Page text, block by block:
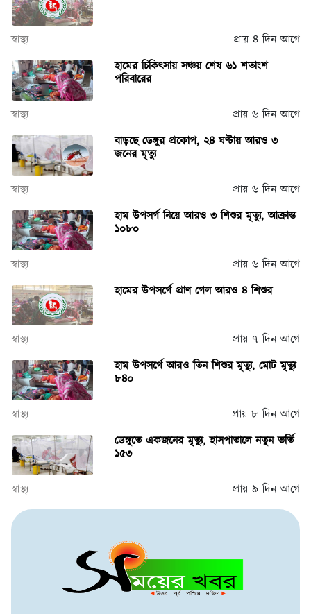
স্বাস্থ্য
প্রায় ৪ দিন আগে
হামের চিকিৎসায় সঞ্চয় শেষ ৬১ শতাংশ
পরিবারের
স্বাস্থ্য
প্রায় ৬ দিন আগে
বাড়ছে ডেঙ্গুর প্রকোপ, ২৪ ঘণ্টায় আরও ৩
জনের মৃত্যু
স্বাস্থ্য
প্রায় ৬ দিন আগে
হাম উপসর্গ নিয়ে আরও ৩ শিশুর মৃত্যু, আক্রান্ত
১০৮০
স্বাস্থ্য
প্রায় ৬ দিন আগে
হামের উপসর্গে প্রাণ গেল আরও ৪ শিশুর
স্বাস্থ্য
প্রায় ৭ দিন আগে
হাম উপসর্গে আরও তিন শিশুর মৃত্যু, মোট মৃত্যু
৮৪০
স্বাস্থ্য
প্রায় ৮ দিন আগে
ডেঙ্গুতে একজনের মৃত্যু, হাসপাতালে নতুন ভর্তি
১৫৩
স্বাস্থ্য প্রায় ৯ দিন আগে